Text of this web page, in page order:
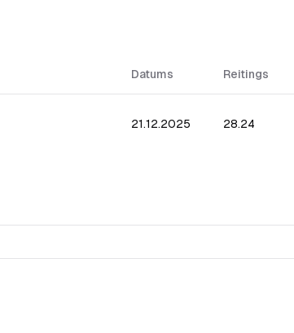
Datums Reitings
21.12.2025 28.24